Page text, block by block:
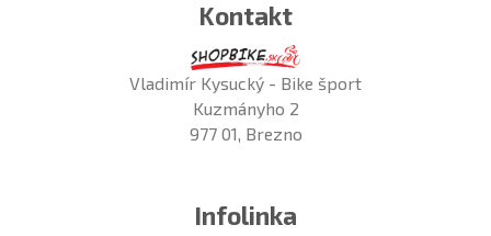
Kontakt
Vladimír Kysucký - Bike šport
Kuzmányho 2
977 01, Brezno
Infolinka